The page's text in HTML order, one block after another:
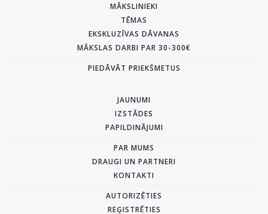
MĀKSLINIEKI
TĒMAS
EKSKLUZĪVAS DĀVANAS
MĀKSLAS DARBI PAR 30-300€
PIEDĀVĀT PRIEKŠMETUS
JAUNUMI
IZSTĀDES
PAPILDINĀJUMI
PAR MUMS
DRAUGI UN PARTNERI
KONTAKTI
AUTORIZĒTIES
REĢISTRĒTIES